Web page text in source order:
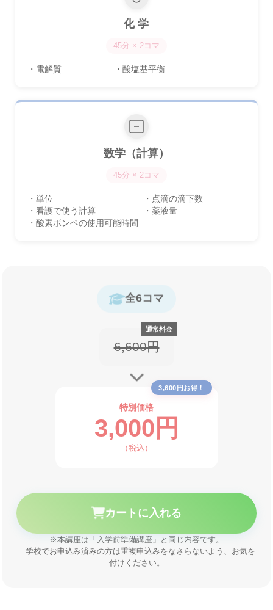
化 学
45分 × 2コマ
・電解質 ・酸塩基平衡
数学（計算）
45分 × 2コマ
・単位
・点滴の滴下数
・看護で使う計算
・薬液量
・酸素ボンベの使用可能時間
全6コマ
6,600円
特別価格
3,000円
（税込）
カートに入れる
※本講座は「入学前準備講座」と同じ内容です。
学校でお申込み済みの方は重複申込みをなさらないよう、お気を
付けください。